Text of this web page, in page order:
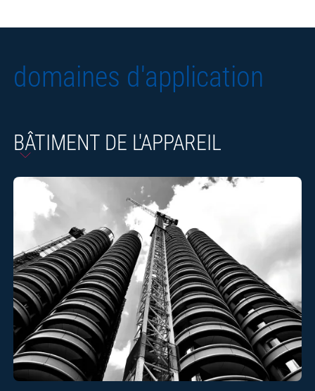
domaines d'application
BÂTIMENT DE L'APPAREIL